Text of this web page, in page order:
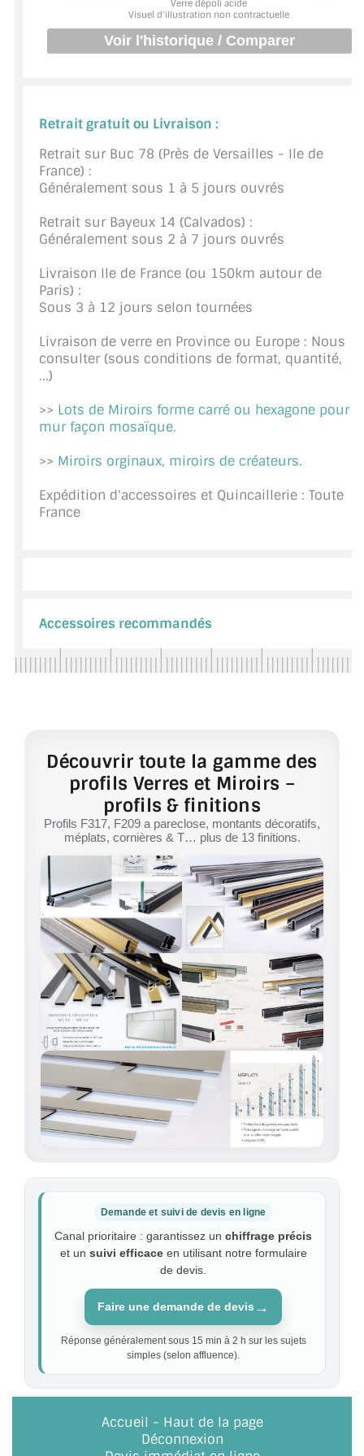
BARRES DE STABILISATION
JOINTS D'ÉTANCHÉITÉS
SYSTÈMES PIVOTANTS
SYSTÈMES COULISSANTS
LE CATALOGUE ACCESSOIRES
ACCESSOIRES EN PROMOTIONS
EXEMPLES, RÉALISATIONS, INSPIRATIONS
NUANCIER RAL
COMMENT COUPER DU VERRE ?
CONSEILS / AIDE
A PROPOS DE LA LIVRAISON
COMPTE PRO
MON PANIER
Verre dépoli acide
Visuel d'illustration non contractuelle
Retrait gratuit ou Livraison :
Retrait sur Buc 78 (Près de Versailles - Ile de
France) :
Généralement sous 1 à 5 jours ouvrés
Retrait sur Bayeux 14 (Calvados) :
Généralement sous 2 à 7 jours ouvrés
Livraison Ile de France (ou 150km autour de
Paris) :
Sous 3 à 12 jours selon tournées
Livraison de verre en Province ou Europe : Nous
consulter (sous conditions de format, quantité,
...)
>> Lots de Miroirs forme carré ou hexagone pour
mur façon mosaïque.
>> Miroirs orginaux, miroirs de créateurs.
Expédition d'accessoires et Quincaillerie : Toute
France
Accessoires recommandés
Découvrir toute la gamme des
profils Verres et Miroirs –
profils & finitions
Profils F317, F209 a pareclose, montants décoratifs,
méplats, cornières & T… plus de 13 finitions.
Demande et suivi de devis en ligne
Canal prioritaire : garantissez un chiffrage précis
et un suivi efficaceen utilisant notre formulaire
de devis.
Faire une demande de devis →
Réponse généralement sous 15 min à 2 h sur les sujets
simples (selon affluence).
Accueil - Haut de la page
Déconnexion